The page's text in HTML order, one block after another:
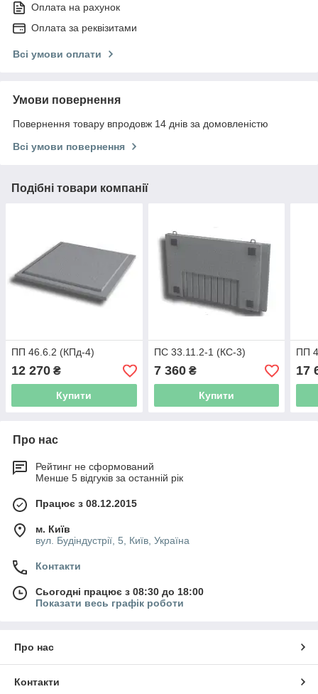
Оплата на рахунок
Оплата за реквізитами
Всі умови оплати
Умови повернення
Повернення товару впродовж 14 днів за домовленістю
Всі умови повернення
Подібні товари компанії
ПП 46.6.2 (КПд-4)
12 270 ₴
Купити
ПС 33.11.2-1 (КС-3)
7 360₴
Купити
ПП
17
Про нас
Рейтинг не сформований
Менше 5 відгуків за останній рік
Працює з 08.12.2015
м. Київ
вул. Будіндустрії, 5, Київ, Україна
Контакти
Сьогодні працює з 08:30 до 18:00
Показати весь графік роботи
Про нас
Контакти